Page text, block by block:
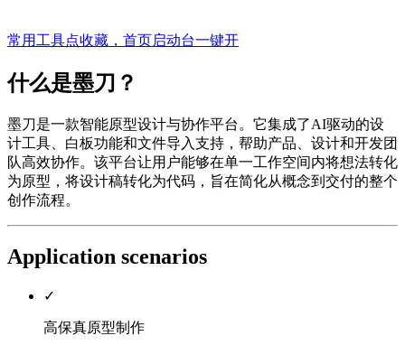
常用工具点收藏，首页启动台一键开
什么是墨刀？
墨刀是一款智能原型设计与协作平台。它集成了AI驱动的设
计工具、白板功能和文件导入支持，帮助产品、设计和开发团
队高效协作。该平台让用户能够在单一工作空间内将想法转化
为原型，将设计稿转化为代码，旨在简化从概念到交付的整个
创作流程。
Application scenarios
✓
高保真原型制作